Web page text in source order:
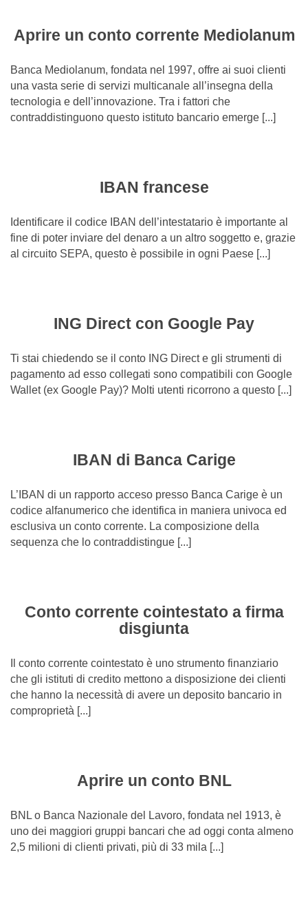
Aprire un conto corrente Mediolanum
Banca Mediolanum, fondata nel 1997, offre ai suoi clienti
una vasta serie di servizi multicanale all’insegna della
tecnologia e dell’innovazione. Tra i fattori che
contraddistinguono questo istituto bancario emerge [...]
IBAN francese
Identificare il codice IBAN dell’intestatario è importante al
fine di poter inviare del denaro a un altro soggetto e, grazie
al circuito SEPA, questo è possibile in ogni Paese [...]
ING Direct con Google Pay
Ti stai chiedendo se il conto ING Direct e gli strumenti di
pagamento ad esso collegati sono compatibili con Google
Wallet (ex Google Pay)? Molti utenti ricorrono a questo [...]
IBAN di Banca Carige
L’IBAN di un rapporto acceso presso Banca Carige è un
codice alfanumerico che identifica in maniera univoca ed
esclusiva un conto corrente. La composizione della
sequenza che lo contraddistingue [...]
Conto corrente cointestato a firma
disgiunta
Il conto corrente cointestato è uno strumento finanziario
che gli istituti di credito mettono a disposizione dei clienti
che hanno la necessità di avere un deposito bancario in
comproprietà [...]
Aprire un conto BNL
BNL o Banca Nazionale del Lavoro, fondata nel 1913, è
uno dei maggiori gruppi bancari che ad oggi conta almeno
2,5 milioni di clienti privati, più di 33 mila [...]